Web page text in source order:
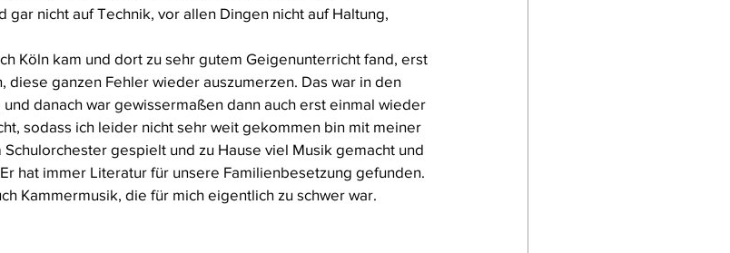
gar nicht auf Technik, vor allen Dingen nicht auf Haltung,
Köln kam und dort zu sehr gutem Geigenunterricht fand, erst
ganzen Fehler wieder auszumerzen. Das war in den
danach war gewissermaßen dann auch erst einmal wieder
sodass ich leider nicht sehr weit gekommen bin mit meiner
gespielt und zu Hause viel Musik gemacht und
hat immer Literatur für unsere Familienbesetzung gefunden.
Kammermusik, die für mich eigentlich zu schwer war.